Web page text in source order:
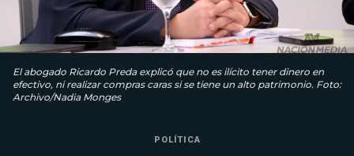
El abogado Ricardo Preda explicó que no es ilícito tener dinero en
efectivo, ni realizar compras caras si se tiene un alto patrimonio. Foto:
Archivo/Nadia Monges
POLÍTICA